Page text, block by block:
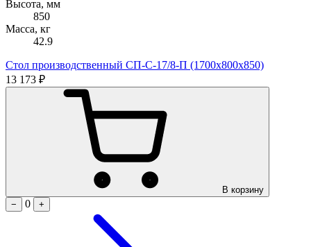
Высота, мм
850
Масса, кг
42.9
Стол производственный СП-С-17/8-П (1700х800х850)
13 173 ₽
В корзину
−
0 +